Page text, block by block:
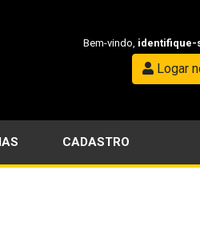
Bem-vindo, identifique-
Logar
CADASTRO